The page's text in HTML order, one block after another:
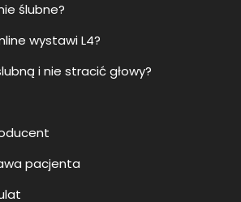
ślubne?
wystawi L4?
i nie stracić głowy?
pacjenta